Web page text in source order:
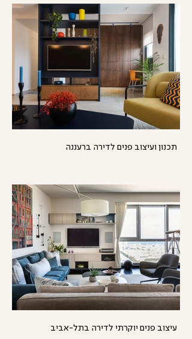
תכנון ועיצוב פנים לדירה ברעננה
עיצוב פנים יוקרתי לדירה בתל-אביב